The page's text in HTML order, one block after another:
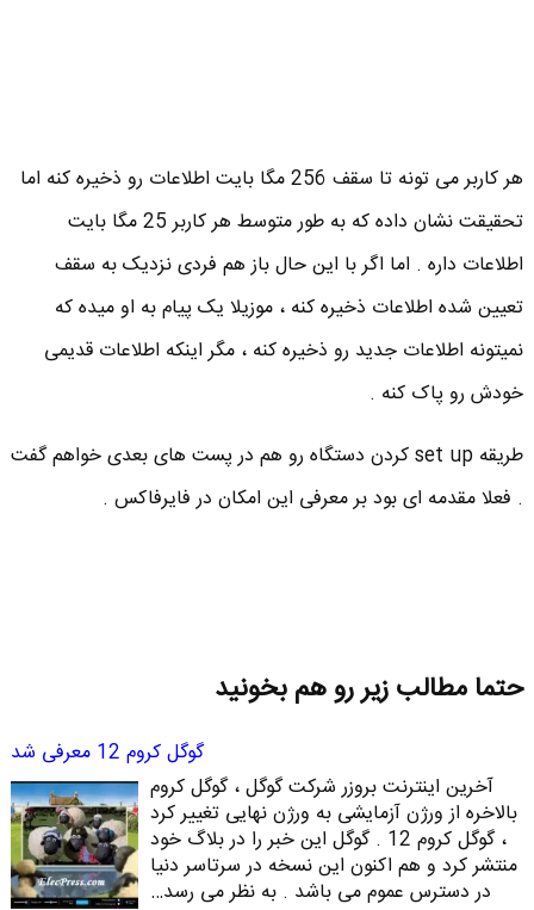
هر کاربر می تونه تا سقف 256 مگا بایت اطلاعات رو ذخیره کنه اما
تحقیقت نشان داده که به طور متوسط هر کاربر 25 مگا بایت
اطلاعات داره . اما اگر با این حال باز هم فردی نزدیک به سقف
تعیین شده اطلاعات ذخیره کنه ، موزیلا یک پیام به او میده که
نمیتونه اطلاعات جدید رو ذخیره کنه ، مگر اینکه اطلاعات قدیمی
خودش رو پاک کنه .
طریقه set up کردن دستگاه رو هم در پست های بعدی خواهم گفت
. فعلا مقدمه ای بود بر معرفی این امکان در فایرفاکس .
حتما مطالب زیر رو هم بخونید
گوگل کروم 12 معرفی شد
آخرین اینترنت بروزر شرکت گوگل ، گوگل کروم
بالاخره از ورژن آزمایشی به ورژن نهایی تغییر کرد
، گوگل کروم 12 . گوگل این خبر را در بلاگ خود
منتشر کرد و هم اکنون این نسخه در سرتاسر دنیا
در دسترس عموم می باشد . به نظر می رسد…